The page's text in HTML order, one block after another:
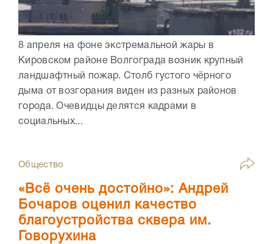
8 апреля на фоне экстремальной жары в
Кировском районе Волгограда возник крупный
ландшафтный пожар. Столб густого чёрного
дыма от возгорания виден из разных районов
города. Очевидцы делятся кадрами в
социальных...
Общество
«Всё очень достойно»: Андрей
Бочаров оценил качество
благоустройства сквера им.
Говорухина